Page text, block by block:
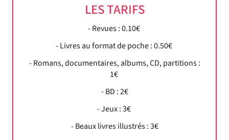
LES TARIFS
- Revues : 0.10€
- Livres au format de poche : 0.50€
- Romans, documentaires, albums, CD, partitions :
1€
- BD : 2€
- Jeux : 3€
- Beaux livres illustrés : 3€